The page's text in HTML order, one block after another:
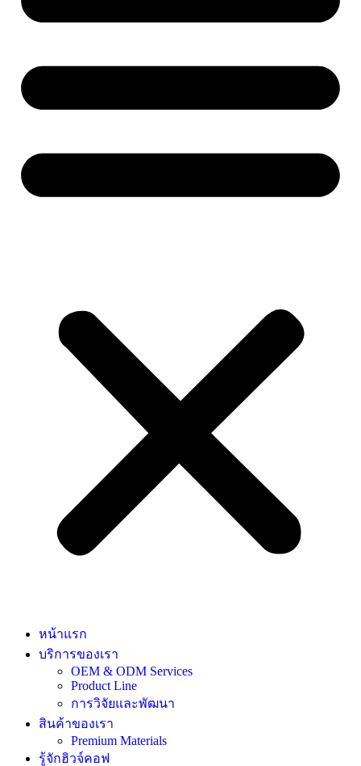
หน้าแรก
บริการของเรา
OEM & ODM Services
Product Line
การวิจัยและพัฒนา
สินค้าของเรา
Premium Materials
รู้จักฮิวจ์คอฟ